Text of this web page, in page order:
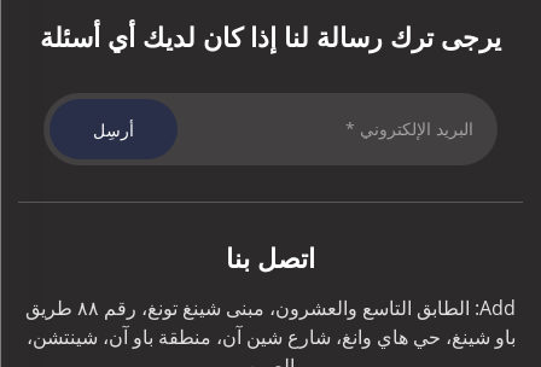
يرجى ترك رسالة لنا إذا كان لديك أي أسئلة
أرسِل
اتصل بنا
Add: الطابق التاسع والعشرون، مبنى شينغ تونغ، رقم ٨٨ طريق
باو شينغ، حي هاي وانغ، شارع شين آن، منطقة باو آن، شينتشن،